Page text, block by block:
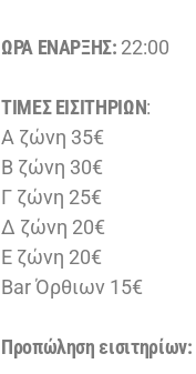
ΩΡΑ ΕΝΑΡΞΗΣ: 22:00
ΤΙΜΕΣ ΕΙΣΙΤΗΡΙΩΝ:
Α ζώνη 35€
Β ζώνη 30€
Γ ζώνη 25€
Δ ζώνη 20€
Ε ζώνη 20€
Bar Όρθιων 15€
Προπώληση εισιτηρίων: